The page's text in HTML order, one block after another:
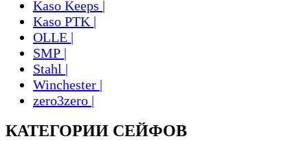
Kaso Keeps |
Kaso PTK |
OLLE |
SMP |
Stahl |
Winchester |
zero3zero |
КАТЕГОРИИ СЕЙФОВ